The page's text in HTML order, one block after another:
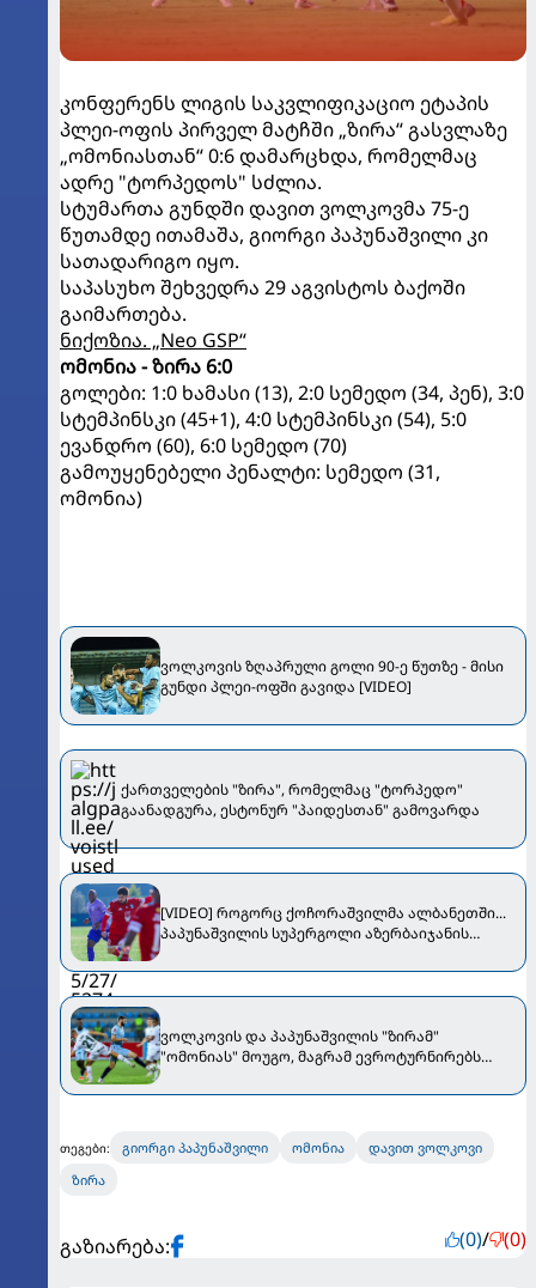
კონფერენს ლიგის საკვლიფიკაციო ეტაპის
პლეი-ოფის პირველ მატჩში „ზირა“ გასვლაზე
„ომონიასთან“ 0:6 დამარცხდა, რომელმაც
ადრე "ტორპედოს" სძლია.
სტუმართა გუნდში დავით ვოლკოვმა 75-ე
წუთამდე ითამაშა, გიორგი პაპუნაშვილი კი
სათადარიგო იყო.
საპასუხო შეხვედრა 29 აგვისტოს ბაქოში
გაიმართება.
ნიქოზია. „Neo GSP“
ომონია - ზირა 6:0
გოლები: 1:0 ხამასი (13), 2:0 სემედო (34, პენ), 3:0
სტემპინსკი (45+1), 4:0 სტემპინსკი (54), 5:0
ევანდრო (60), 6:0 სემედო (70)
გამოუყენებელი პენალტი: სემედო (31,
ომონია)
ვოლკოვის ზღაპრული გოლი 90-ე წუთზე - მისი
გუნდი პლეი-ოფში გავიდა [VIDEO]
ქართველების "ზირა", რომელმაც "ტორპედო"
გაანადგურა, ესტონურ "პაიდესთან" გამოვარდა
[VIDEO] როგორც ქოჩორაშვილმა ალბანეთში...
პაპუნაშვილის სუპერგოლი აზერბაიჯანის
ვოლკოვის და პაპუნაშვილის "ზირამ"
"ომონიას" მოუგო, მაგრამ ევროტურნირებს
თეგები: გიორგი პაპუნაშვილი ომონია
დავით ვოლკოვი
ზირა
გაზიარება: (0)/ (0)